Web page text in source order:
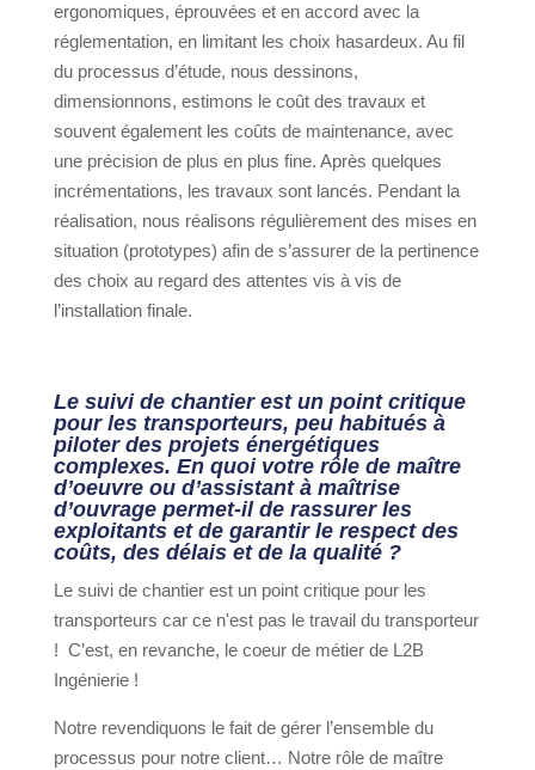
ergonomiques, éprouvées et en accord avec la
réglementation, en limitant les choix hasardeux. Au fil
du processus d’étude, nous dessinons,
dimensionnons, estimons le coût des travaux et
souvent également les coûts de maintenance, avec
une précision de plus en plus fine. Après quelques
incrémentations, les travaux sont lancés. Pendant la
réalisation, nous réalisons régulièrement des mises en
situation (prototypes) afin de s’assurer de la pertinence
des choix au regard des attentes vis à vis de
l’installation finale.
Le suivi de chantier est un point critique
pour les transporteurs, peu habitués à
piloter des projets énergétiques
complexes. En quoi votre rôle de maître
d’oeuvre ou d’assistant à maîtrise
d’ouvrage permet-il de rassurer les
exploitants et de garantir le respect des
coûts, des délais et de la qualité ?
Le suivi de chantier est un point critique pour les
transporteurs car ce n'est pas le travail du transporteur
! C’est, en revanche, le coeur de métier de L2B
Ingénierie !
Notre revendiquons le fait de gérer l’ensemble du
processus pour notre client… Notre rôle de maître